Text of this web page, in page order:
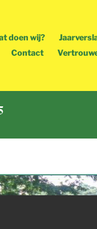
doen wij?
Contact